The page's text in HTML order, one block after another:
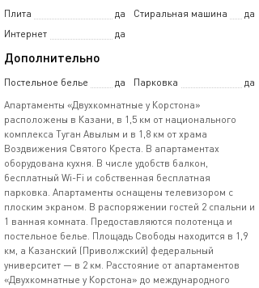
Плита
да Стиральная машина
да
Интернет
да
Дополнительно
Постельное белье да Парковка
да
Апартаменты «Двухкомнатные у Корстона»
расположены в Казани, в 1,5 км от национального
комплекса Туган Авылым и в 1,8 км от храма
Воздвижения Святого Креста. В апартаментах
оборудована кухня. В числе удобств балкон,
бесплатный Wi-Fi и собственная бесплатная
парковка. Апартаменты оснащены телевизором с
плоским экраном. В распоряжении гостей 2 спальни и
1 ванная комната. Предоставляются полотенца и
постельное белье. Площадь Свободы находится в 1,9
км, а Казанский (Приволжский) федеральный
университет — в 2 км. Расстояние от апартаментов
«Двухкомнатные у Корстона» до международного